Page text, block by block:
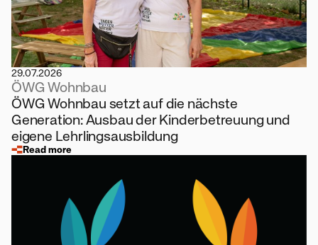
29.07.2026
ÖWG Wohnbau
ÖWG Wohnbau setzt auf die nächste
Generation: Ausbau der Kinderbetreuung und
eigene Lehrlingsausbildung
Read more